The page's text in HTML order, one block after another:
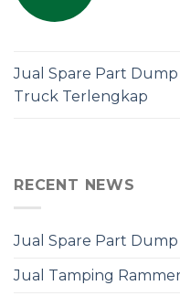
Jual Spare Part Dump
Truck Terlengkap
RECENT NEWS
Jual Spare Part
Jual Tamping